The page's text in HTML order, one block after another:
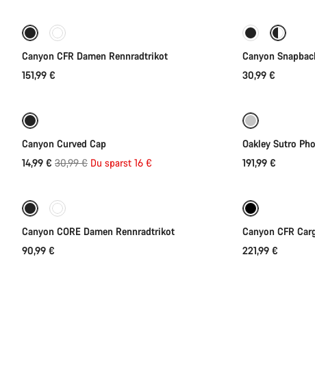
Canyon CFR Damen Rennradtrikot
151,99 €
Canyon
30,99 €
Canyon Curved Cap
14,99 € Ursprungspreis
30,99 € Du sparst 16 €
Oakley Sutro
191,99 €
Schnellauswahl
Canyon CORE Damen Rennradtrikot
90,99 €
Canyon CFR
221,99 €